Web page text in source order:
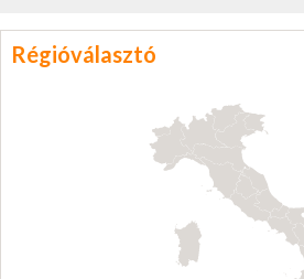
Régióválasztó